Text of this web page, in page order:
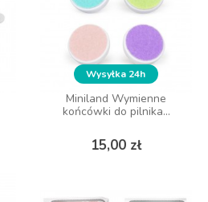
Wysyłka 24h
Miniland Wymienne
końcówki do pilnika...
15,00 zł
Cena
Wysyłka 24h
Miniland Wymienne
końcówki do pilnika...
15,00 zł
Cena